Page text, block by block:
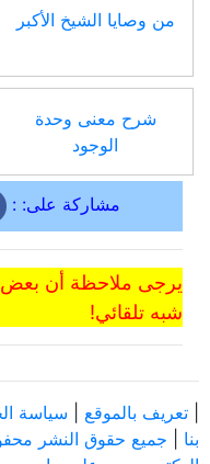
من وصايا الشيخ الأكبر
شرح معنى وحدة
الوجود
مشاركة على: :
يرجى ملاحظة أن بعض
شبه تلقائي!
تعريف بالموقع سياسة
بنا
جميع حقوق النشر محفوظة ©